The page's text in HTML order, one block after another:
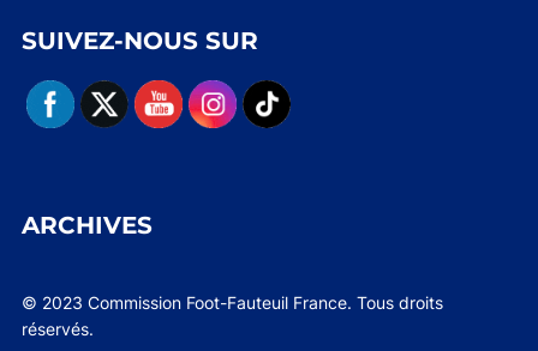
SUIVEZ-NOUS SUR
ARCHIVES
© 2023 Commission Foot-Fauteuil France. Tous droits
réservés.